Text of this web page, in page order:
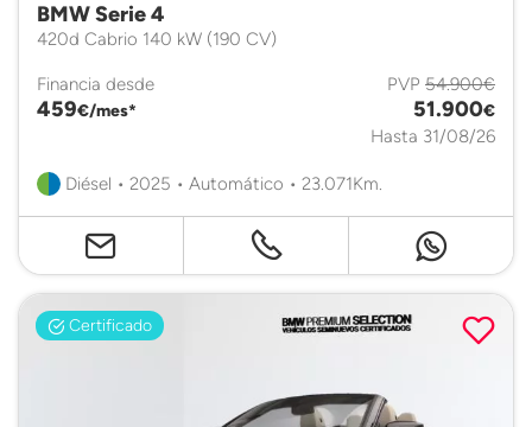
BMW Serie 4
420d Cabrio 140 kW (190 CV)
Financia desde
459€/mes*
PVP 54.900€
51.900€
Hasta 31/08/26
Diésel • 2025 • Automático • 23.071Km.
Certificado